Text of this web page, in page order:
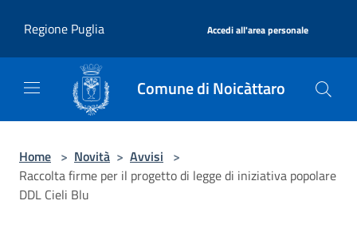
Regione Puglia
Accedi all'area personale
Comune di Noicàttaro
Home > Novità > Avvisi >
Raccolta firme per il progetto di legge di iniziativa popolare
DDL Cieli Blu